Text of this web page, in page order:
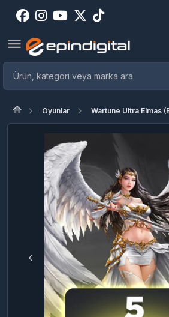
Oyunlar Wartune Ultra Elmas